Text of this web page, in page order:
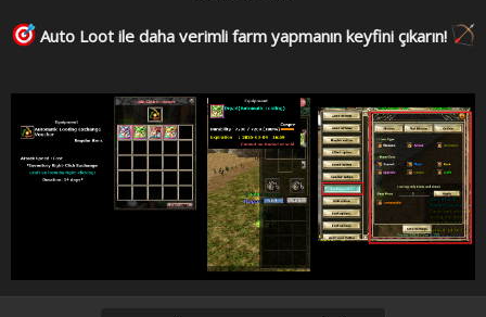
Auto Loot ile daha verimli farm yapmanın keyfini çıkarın!